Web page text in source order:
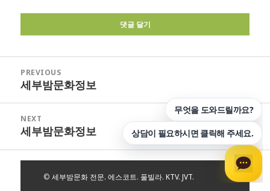
PREVIOUS
Previous
세부밤문화정보
NEXT
Next
세부밤문화정보
©세부밤문화 전문. 에스코트. 풀빌라. KTV. JVT.